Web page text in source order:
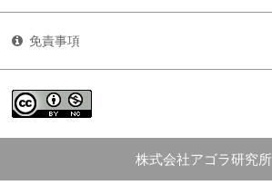
免責事項
株式会社アゴラ研究所